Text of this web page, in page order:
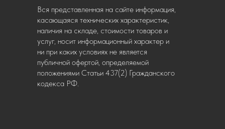
Вся представленная на сайте информация,
касающаяся технических характеристик,
наличия на складе, стоимости товаров и
услуг, носит информационный характер и
ни при каких условиях не является
публичной офертой, определяемой
положениями Статьи 437(2) Гражданского
кодекса РФ.